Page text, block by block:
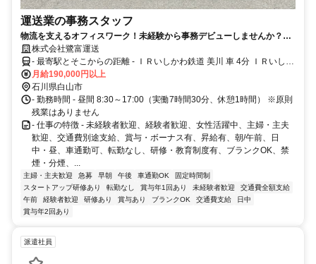
運送業の事務スタッフ
物流を支えるオフィスワーク！未経験から事務デビューしませんか？原
則残業なし｜事務未経験歓迎｜景気に左右されにくく物流業界で安定し
て働けます。
株式会社鷺富運送
- 最寄駅とそこからの距離 - ＩＲいしかわ鉄道 美川 車 4分 ＩＲいしか
わ鉄道 能美根上 車 14分 ＩＲいしかわ鉄道 松任 車 16分 Aコープ蝶屋
店さん近く
月給190,000円以上
石川県白山市
- 勤務時間 - 昼間 8:30～17:00（実働7時間30分、休憩1時間） ※原則
残業はありません
- 仕事の特徴 - 未経験者歓迎、経験者歓迎、女性活躍中、主婦・主夫
歓迎、交通費別途支給、賞与・ボーナス有、昇給有、朝/午前、日
中・昼、車通勤可、転勤なし、研修・教育制度有、ブランクOK、禁
煙・分煙、...
主婦・主夫歓迎 急募 早朝 午後 車通勤OK
固定時間制
スタートアップ研修あり
転勤なし 賞与年1回あり 未経験者歓迎
交通費全額支給
午前
経験者歓迎 研修あり 賞与あり ブランクOK 交通費支給
日中
賞与年2回あり
派遣社員